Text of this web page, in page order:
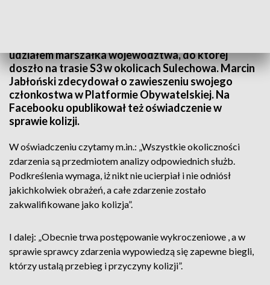
udziałem marszałka województwa, do której
doszło na trasie S3 w okolicach Sulechowa. Marcin
Jabłoński zdecydował o zawieszeniu swojego
członkostwa w Platformie Obywatelskiej. Na
Facebooku opublikował też oświadczenie w
sprawie kolizji.
W oświadczeniu czytamy m.in.: „Wszystkie okoliczności
zdarzenia są przedmiotem analizy odpowiednich służb.
Podkreślenia wymaga, iż nikt nie ucierpiał i nie odniósł
jakichkolwiek obrażeń, a całe zdarzenie zostało
zakwalifikowane jako kolizja”.
I dalej: „Obecnie trwa postępowanie wykroczeniowe , a w
sprawie sprawcy zdarzenia wypowiedzą się zapewne biegli,
którzy ustalą przebieg i przyczyny kolizji”.